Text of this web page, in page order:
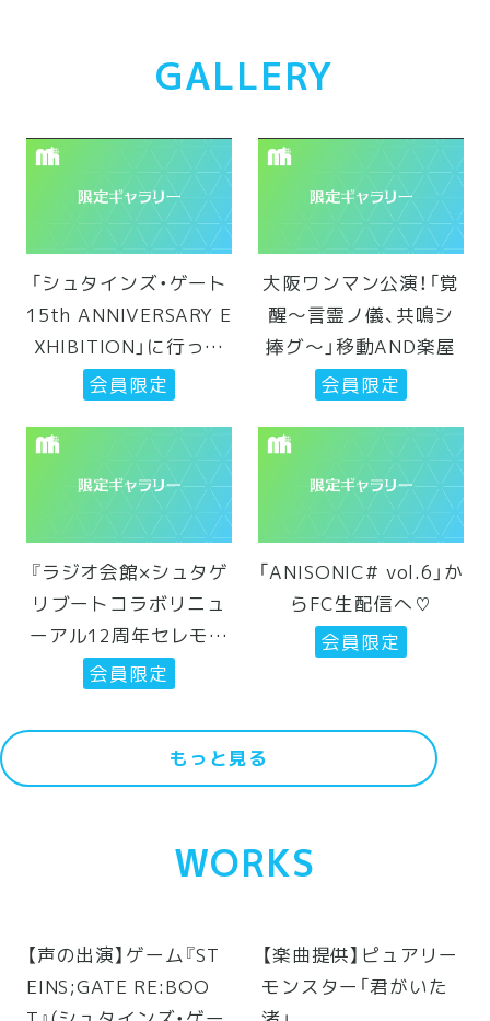
GALLERY
もっと見る
「シュタインズ・ゲート
15th ANNIVERSARY E
XHIBITION」に行って
きたニャン☆
会員限定
大阪ワンマン公演！「覚
醒〜言霊ノ儀、共鳴シ
捧グ〜」移動AND楽屋
会員限定
『ラジオ会館×シュタゲ
リブートコラボリニュ
ーアル12周年セレモニ
ー』にて！
会員限定
「ANISONIC# vol.6」か
らFC生配信へ♡
会員限定
WORKS
【声の出演】ゲーム『ST
EINS;GATE RE:BOO
【楽曲提供】ピュアリー
モンスター「君がいた